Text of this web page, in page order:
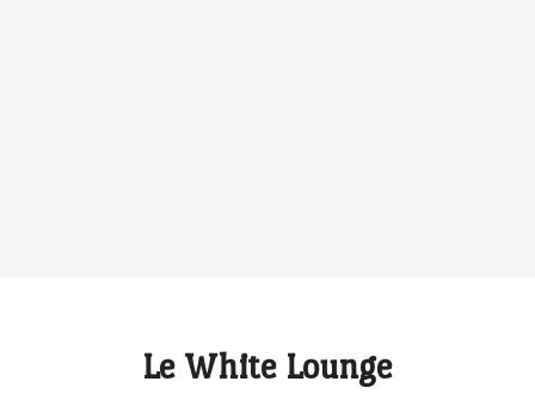
Le White Lounge